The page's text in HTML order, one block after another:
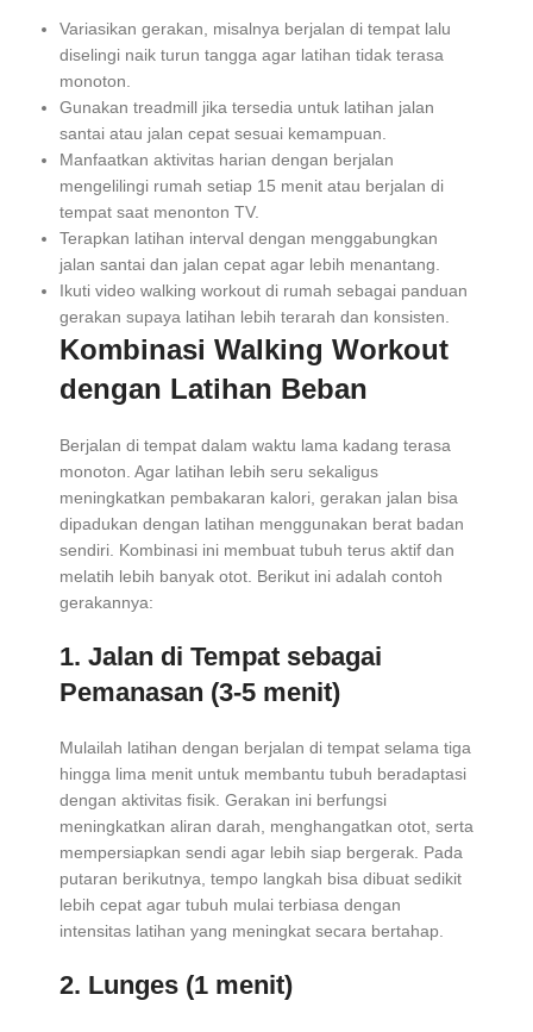
Variasikan gerakan, misalnya berjalan di tempat lalu
diselingi naik turun tangga agar latihan tidak terasa
monoton.
Gunakan treadmill jika tersedia untuk latihan jalan
santai atau jalan cepat sesuai kemampuan.
Manfaatkan aktivitas harian dengan berjalan
mengelilingi rumah setiap 15 menit atau berjalan di
tempat saat menonton TV.
Terapkan latihan interval dengan menggabungkan
jalan santai dan jalan cepat agar lebih menantang.
Ikuti video walking workout di rumah sebagai panduan
gerakan supaya latihan lebih terarah dan konsisten.
Kombinasi Walking Workout
dengan Latihan Beban
Berjalan di tempat dalam waktu lama kadang terasa
monoton. Agar latihan lebih seru sekaligus
meningkatkan pembakaran kalori, gerakan jalan bisa
dipadukan dengan latihan menggunakan berat badan
sendiri. Kombinasi ini membuat tubuh terus aktif dan
melatih lebih banyak otot. Berikut ini adalah contoh
gerakannya:
1. Jalan di Tempat sebagai
Pemanasan (3-5 menit)
Mulailah latihan dengan berjalan di tempat selama tiga
hingga lima menit untuk membantu tubuh beradaptasi
dengan aktivitas fisik. Gerakan ini berfungsi
meningkatkan aliran darah, menghangatkan otot, serta
mempersiapkan sendi agar lebih siap bergerak. Pada
putaran berikutnya, tempo langkah bisa dibuat sedikit
lebih cepat agar tubuh mulai terbiasa dengan
intensitas latihan yang meningkat secara bertahap.
2. Lunges (1 menit)